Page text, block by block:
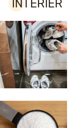
INTERIÉR